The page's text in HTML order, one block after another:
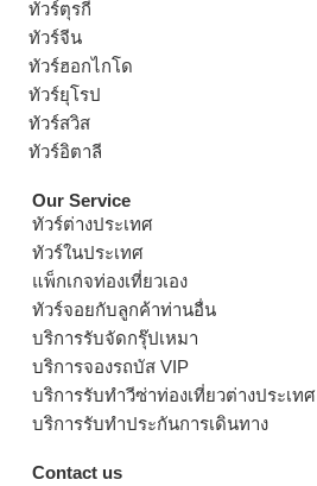
ทัวร์ตุรกี
ทัวร์จีน
ทัวร์ฮอกไกโด
ทัวร์ยุโรป
ทัวร์สวิส
ทัวร์อิตาลี
Our Service
ทัวร์ต่างประเทศ
ทัวร์ในประเทศ
แพ็กเกจท่องเที่ยวเอง
ทัวร์จอยกับลูกค้าท่านอื่น
บริการรับจัดกรุ๊ปเหมา
บริการจองรถบัส VIP
บริการรับทำวีซ่าท่องเที่ยวต่างประเทศ
บริการรับทำประกันการเดินทาง
Contact us